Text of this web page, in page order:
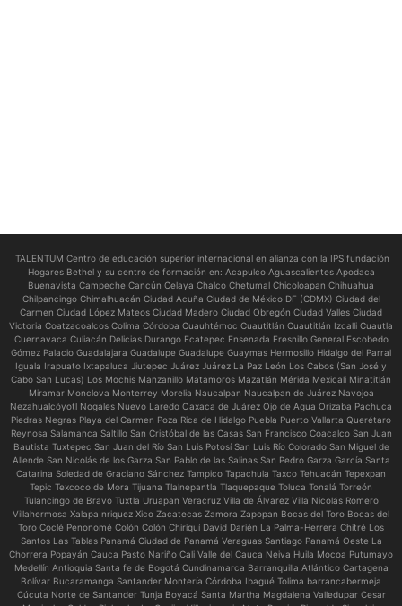
TALENTUM Centro de educación superior internacional en alianza con la IPS fundación
Hogares Bethel y su centro de formación en: Acapulco Aguascalientes Apodaca
Buenavista Campeche Cancún Celaya Chalco Chetumal Chicoloapan Chihuahua
Chilpancingo Chimalhuacán Ciudad Acuña Ciudad de México DF (CDMX) Ciudad del
Carmen Ciudad López Mateos Ciudad Madero Ciudad Obregón Ciudad Valles Ciudad
Victoria Coatzacoalcos Colima Córdoba Cuauhtémoc Cuautitlán Cuautitlán Izcalli Cuautla
Cuernavaca Culiacán Delicias Durango Ecatepec Ensenada Fresnillo General Escobedo
Gómez Palacio Guadalajara Guadalupe Guadalupe Guaymas Hermosillo Hidalgo del Parral
Iguala Irapuato Ixtapaluca Jiutepec Juárez Juárez La Paz León Los Cabos (San José y
Cabo San Lucas) Los Mochis Manzanillo Matamoros Mazatlán Mérida Mexicali Minatitlán
Miramar Monclova Monterrey Morelia Naucalpan Naucalpan de Juárez Navojoa
Nezahualcóyotl Nogales Nuevo Laredo Oaxaca de Juárez Ojo de Agua Orizaba Pachuca
Piedras Negras Playa del Carmen Poza Rica de Hidalgo Puebla Puerto Vallarta Querétaro
Reynosa Salamanca Saltillo San Cristóbal de las Casas San Francisco Coacalco San Juan
Bautista Tuxtepec San Juan del Río San Luis Potosí San Luis Río Colorado San Miguel de
Allende San Nicolás de los Garza San Pablo de las Salinas San Pedro Garza García Santa
Catarina Soledad de Graciano Sánchez Tampico Tapachula Taxco Tehuacán Tepexpan
Tepic Texcoco de Mora Tijuana Tlalnepantla Tlaquepaque Toluca Tonalá Torreón
Tulancingo de Bravo Tuxtla Uruapan Veracruz Villa de Álvarez Villa Nicolás Romero
Villahermosa Xalapa nriquez Xico Zacatecas Zamora Zapopan Bocas del Toro Bocas del
Toro Coclé Penonomé Colón Colón Chiriquí David Darién La Palma-Herrera Chitré Los
Santos Las Tablas Panamá Ciudad de Panamá Veraguas Santiago Panamá Oeste La
Chorrera Popayán Cauca Pasto Nariño Cali Valle del Cauca Neiva Huila Mocoa Putumayo
Medellín Antioquia Santa fe de Bogotá Cundinamarca Barranquilla Atlántico Cartagena
Bolívar Bucaramanga Santander Montería Córdoba Ibagué Tolima barrancabermeja
Cúcuta Norte de Santander Tunja Boyacá Santa Martha Magdalena Valledupar Cesar